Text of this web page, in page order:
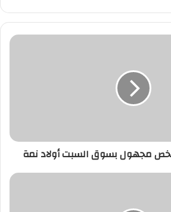
مجهول بسوق السبت أولاد نمة